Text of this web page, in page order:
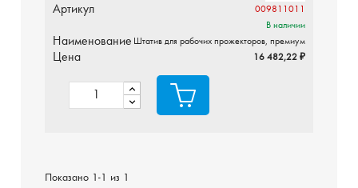
Артикул
009811011
В наличии
Наименование Штатив для рабочих прожекторов, премиум
Цена 16 482,22 ₽
Показано 1-1 из 1